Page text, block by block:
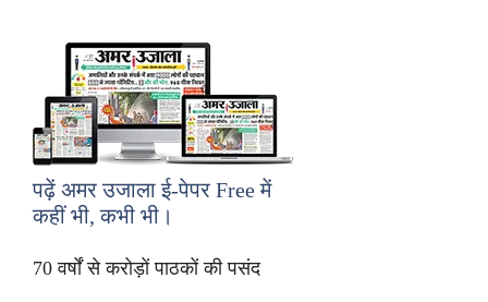
पढ़ें अमर उजाला ई-पेपर Freeमें
कहीं भी, कभी भी।
70 वर्षों से करोड़ों पाठकों की पसंद